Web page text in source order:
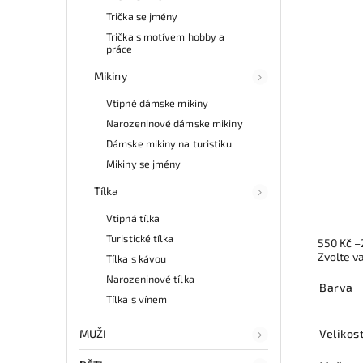
Trička se jmény
Trička s motívem hobby a
práce
Mikiny
Vtipné dámske mikiny
Narozeninové dámske mikiny
Dámske mikiny na turistiku
Mikiny se jmény
Tílka
Vtipná tílka
Turistické tílka
Tílka s kávou
Narozeninové tílka
Tílka s vínem
MUŽI
550 Kč
Zvolte
Barva
Velikost